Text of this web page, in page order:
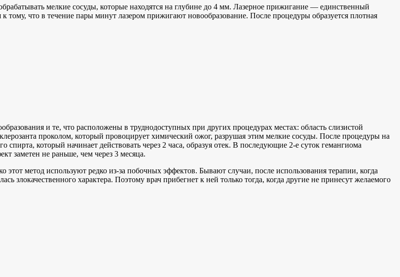
мелкие сосуды, которые находятся на глубине до 4 мм. Лазерное прижигание — единственный
что в течение пары минут лазером прижигают новообразование. После процедуры образуется плотная
и те, что расположены в труднодоступных при других процедурах местах: область слизистой
проколом, который провоцирует химический ожог, разрушая этим мелкие сосуды. После процедуры на
спирта, который начинает действовать через 2 часа, образуя отек. В последующие 2-е суток гемангиома
заметен не раньше, чем через 3 месяца.
метод используют редко из-за побочных эффектов. Бывают случаи, после использования терапии, когда
злокачественного характера. Поэтому врач прибегнет к ней только тогда, когда другие не принесут желаемого